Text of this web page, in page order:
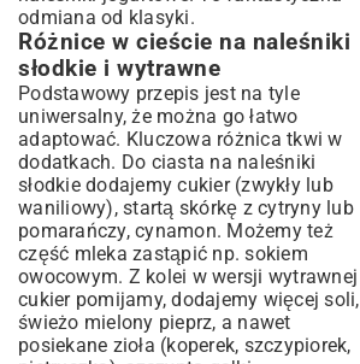
odmiana od klasyki.
Różnice w cieście na naleśniki
słodkie i wytrawne
Podstawowy przepis jest na tyle
uniwersalny, że można go łatwo
adaptować. Kluczowa różnica tkwi w
dodatkach. Do ciasta na naleśniki
słodkie dodajemy cukier (zwykły lub
waniliowy), startą skórkę z cytryny lub
pomarańczy, cynamon. Możemy też
część mleka zastąpić np. sokiem
owocowym. Z kolei w wersji wytrawnej
cukier pomijamy, dodajemy więcej soli,
świeżo mielony pieprz, a nawet
posiekane zioła (koperek, szczypiorek,